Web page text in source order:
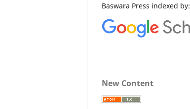
Baswara Press indexed by:
New Content